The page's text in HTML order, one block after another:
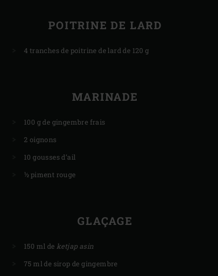
POITRINE DE LARD
4 tranches de poitrine de lard de 120 g
MARINADE
100 g de gingembre frais
2 oignons
10 gousses d’ail
½ piment rouge
GLAÇAGE
150 ml de ketjap asin
75 ml de sirop de gingembre